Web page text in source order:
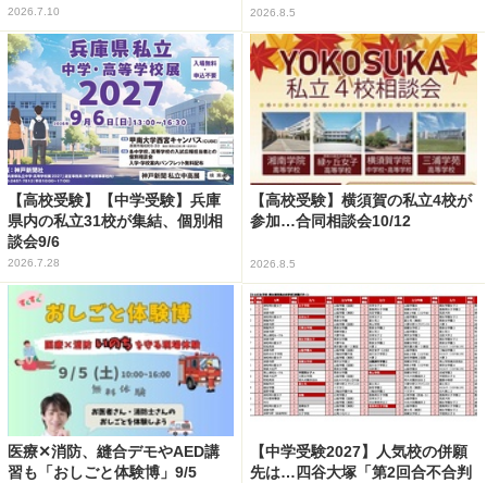
2026.7.10 2026.8.5
【高校受験】【中学受験】兵庫
県内の私立31校が集結、個別相
談会9/6
2026.7.28
【高校受験】横須賀の私立4校が
参加…合同相談会10/12
2026.8.5
医療✕消防、縫合デモやAED講
習も「おしごと体験博」9/5
【中学受験2027】人気校の併願
先は…四谷大塚「第2回合不合判